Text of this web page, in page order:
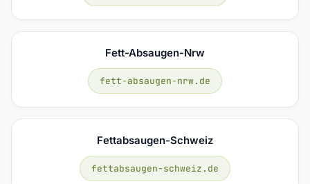
Fett-Absaugen-Nrw
fett-absaugen-nrw.de
Fettabsaugen-Schweiz
fettabsaugen-schweiz.de